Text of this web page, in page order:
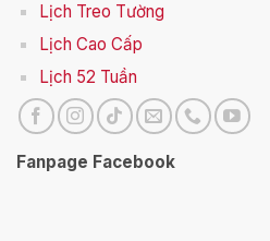
Lịch Treo Tường
Lịch Cao Cấp
Lịch 52 Tuần
Fanpage Facebook